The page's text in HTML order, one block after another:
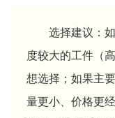
选择建议：
度较大的工件（
想选择；如果主
量更小、价格更